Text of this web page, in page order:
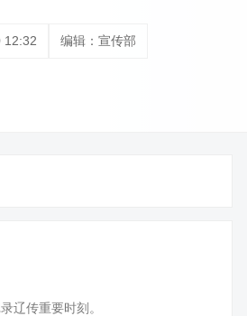
12:32 编辑：宣传部
辽传重要时刻。